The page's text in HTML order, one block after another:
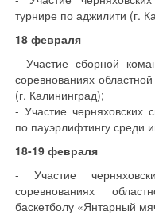
турнире по аджилити (г.
18 февраля
- Участие сборной
соревнованиях
(г. Калининград);
- Участие черняховских
по пауэрлифтингу среди
18-19 февраля
- Участие
соревнованиях
баскетболу «Янтарный